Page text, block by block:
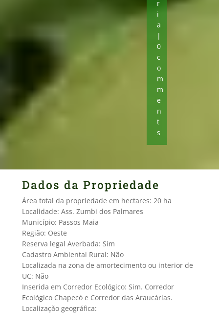
r
i
a
|
0
c
o
m
m
e
n
t
s
Dados da Propriedade
Área total da propriedade em hectares: 20 ha
Localidade: Ass. Zumbi dos Palmares
Município: Passos Maia
Região: Oeste
Reserva legal Averbada: Sim
Cadastro Ambiental Rural: Não
Localizada na zona de amortecimento ou interior de
UC: Não
Inserida em Corredor Ecológico: Sim. Corredor
Ecológico Chapecó e Corredor das Araucárias.
Localização geográfica: